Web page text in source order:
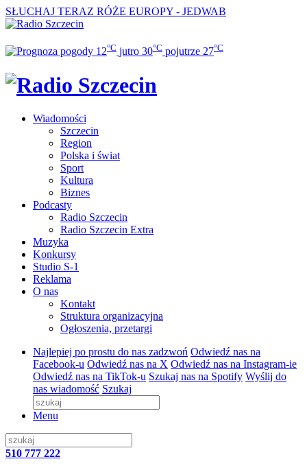
SŁUCHAJ TERAZ RÓŻE EUROPY - JEDWAB
12°C jutro 30°C pojutrze 27°C
Wiadomości
Szczecin
Region
Polska i świat
Sport
Kultura
Biznes
Podcasty
Radio Szczecin
Radio Szczecin Extra
Muzyka
Konkursy
Studio S-1
Reklama
O nas
Kontakt
Struktura organizacyjna
Ogłoszenia, przetargi
Najlepiej po prostu do nas zadzwoń Odwiedź nas na
Facebook-u Odwiedź nas na X Odwiedź nas na Instagram-ie
Odwiedź nas na TikTok-u Szukaj nas na Spotify Wyślij do
nas wiadomość Szukaj
Menu
510 777 222